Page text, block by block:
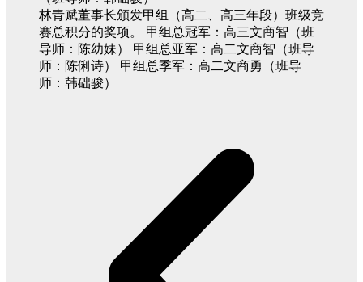
林青赋董事长颁发甲组（高二、高三年段）班级竞
赛总积分的奖项。 甲组总冠军：高三文商智（班
导师：陈幼妹） 甲组总亚军：高二文商智（班导
师：陈俐诗） 甲组总季军：高二文商勇（班导
师：韩础骏）